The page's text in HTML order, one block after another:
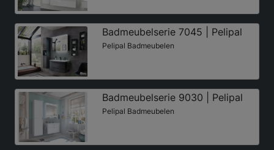
Badmeubelserie 7045 | Pelipal
Pelipal Badmeubelen
Badmeubelserie 9030 | Pelipal
Pelipal Badmeubelen